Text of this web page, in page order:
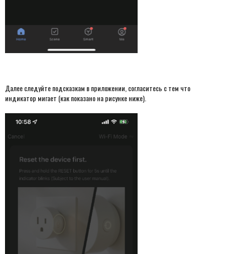
Далее следуйте подсказкам в приложении, согласитесь с тем что
индикатор мигает (как показано на рисунке ниже).